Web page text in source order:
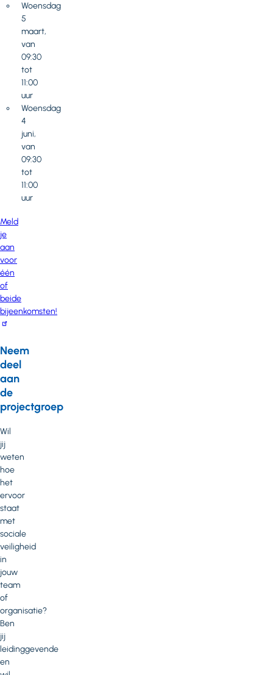
Woensdag
5
maart,
van
09:30
tot
11:00
uur
Woensdag
4
juni,
van
09:30
tot
11:00
uur
Meld
je
aan
voor
één
of
beide
bijeenkomsten!
Neem
deel
aan
de
projectgroep
Wil
jij
weten
hoe
het
ervoor
staat
met
sociale
veiligheid
in
jouw
team
of
organisatie?
Ben
jij
leidinggevende
en